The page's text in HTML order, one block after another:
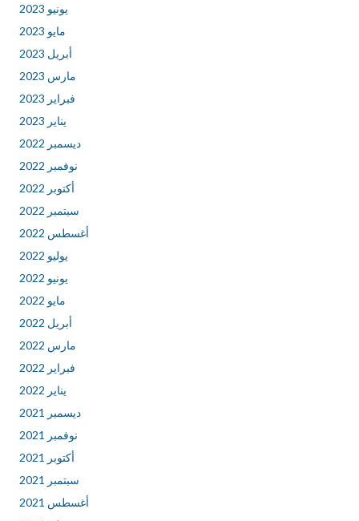
يونيو 2023
مايو 2023
أبريل 2023
مارس 2023
فبراير 2023
يناير 2023
ديسمبر 2022
نوفمبر 2022
أكتوبر 2022
سبتمبر 2022
أغسطس 2022
يوليو 2022
يونيو 2022
مايو 2022
أبريل 2022
مارس 2022
فبراير 2022
يناير 2022
ديسمبر 2021
نوفمبر 2021
أكتوبر 2021
سبتمبر 2021
أغسطس 2021